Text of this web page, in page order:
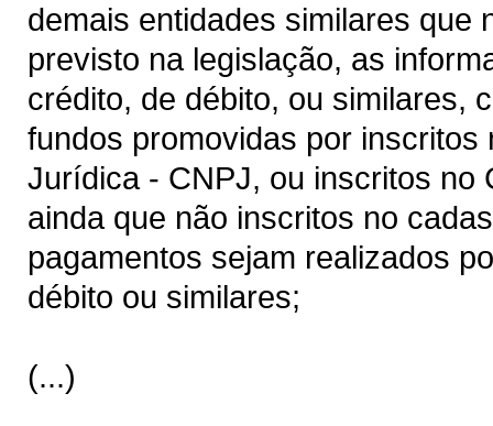
demais entidades similares que
previsto na legislação, as
crédito, de débito, ou similares,
fundos promovidas por
Jurídica - CNPJ, ou inscritos no
ainda que não inscritos no
pagamentos sejam realizados
débito ou similares;
(...)